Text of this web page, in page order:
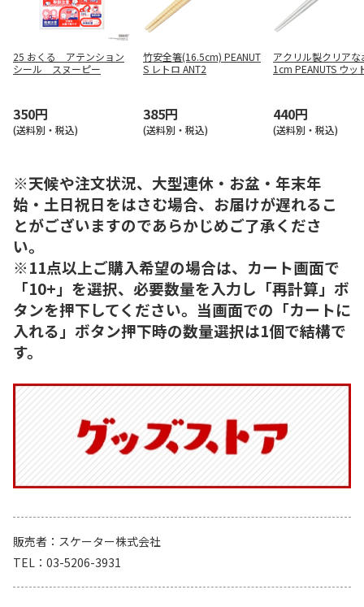
25 おくる アテンション
シール スヌーピー
350円
(送料別・税込)
竹安全箸(16.5cm) PEANUT
S レトロ ANT2
385円
(送料別・税込)
アクリル製クリアな
1cm PEANUTS ウッ
440円
(送料別・税込)
※天候や注文状況、大型連休・お盆・年末年
始・土日祝日をはさむ場合、お届けが遅れるこ
とがございますのであらかじめご了承くださ
い。
※11点以上ご購入希望の場合は、カート画面で
「10+」を選択、必要数量を入力し「再計算」ボ
タンを押下してください。当画面での「カートに
入れる」ボタン押下時の数量選択は1個で結構で
す。
販売者
スケーター株式会社
TEL
03-5206-3931